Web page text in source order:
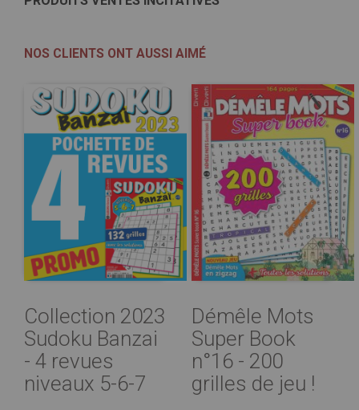
NOS CLIENTS ONT AUSSI AIMÉ
Collection 2023
Sudoku Banzai
- 4 revues
niveaux 5-6-7
Démêle Mots
Super Book
n°16 - 200
grilles de jeu !